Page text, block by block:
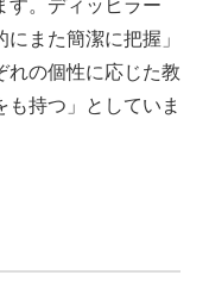
す。ディッヒラー
また簡潔に把握」
れの個性に応じた教
持つ」としていま